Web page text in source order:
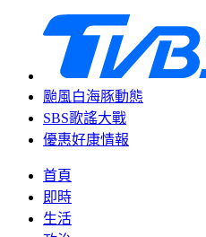
颱風白海豚動態
SBS歌謠大戰
優惠好康情報
首頁
即時
生活